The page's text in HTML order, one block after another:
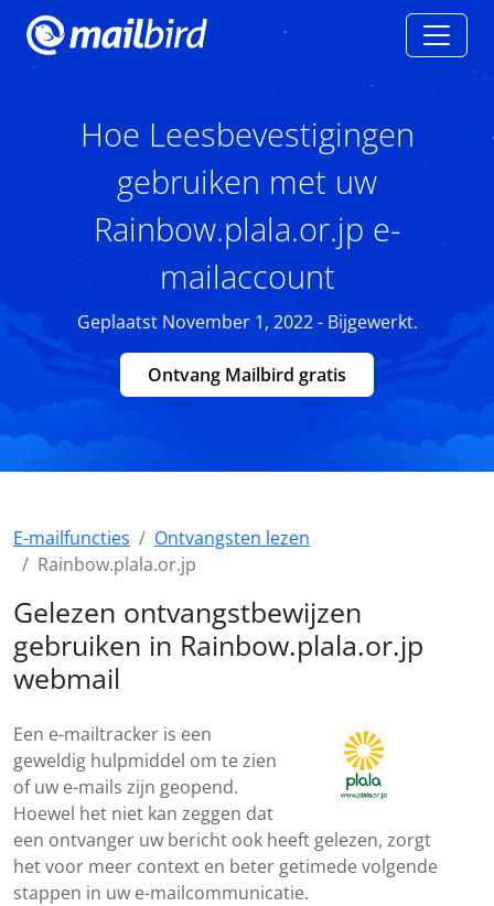
Hoe Leesbevestigingen
gebruiken met uw
Rainbow.plala.or.jp e-
mailaccount
Geplaatst November 1, 2022 - Bijgewerkt.
Ontvang Mailbird gratis
E-mailfuncties
Ontvangsten lezen
Rainbow.plala.or.jp
Gelezen ontvangstbewijzen
gebruiken in Rainbow.plala.or.jp
webmail
Een e-mailtracker is een
geweldig hulpmiddel om te zien
of uw e-mails zijn geopend.
Hoewel het niet kan zeggen dat
een ontvanger uw bericht ook heeft gelezen, zorgt
het voor meer context en beter getimede volgende
stappen in uw e-mailcommunicatie.